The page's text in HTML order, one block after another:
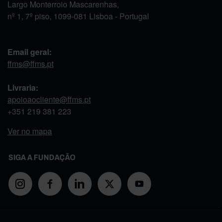
Largo Monterroio Mascarenhas,
nº 1, 7º piso, 1099-081 Lisboa - Portugal
Email geral:
ffms@ffms.pt
Livraria:
apoioaocliente@ffms.pt
+351 219 381 223
Ver no mapa
SIGA A FUNDAÇÃO